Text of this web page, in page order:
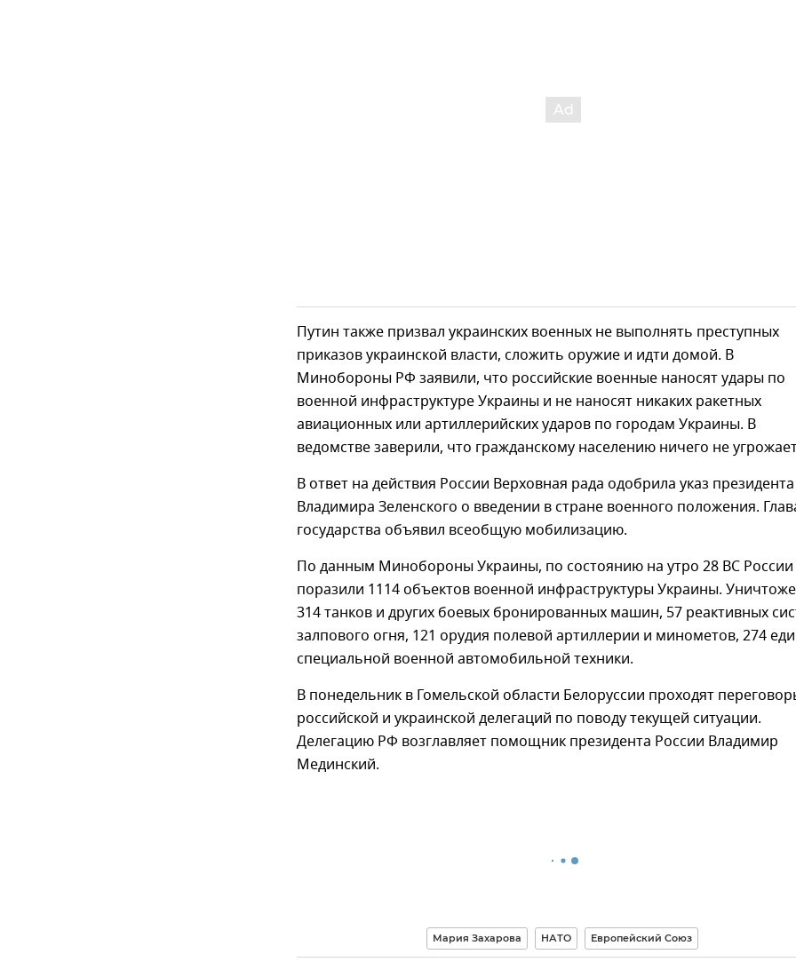
Путин также призвал украинских военных не выполнять преступных
приказов украинской власти, сложить оружие и идти домой. В
Минобороны РФ заявили, что российские военные наносят удары по
военной инфраструктуре Украины и не наносят никаких ракетных
авиационных или артиллерийских ударов по городам Украины. В
ведомстве заверили, что гражданскому населению ничего не
В ответ на действия России Верховная рада одобрила указ президента
Владимира Зеленского о введении в стране военного положения.
государства объявил всеобщую мобилизацию.
По данным Минобороны Украины, по состоянию на утро 28 ВС России
поразили 1114 объектов военной инфраструктуры Украины.
314 танков и других боевых бронированных машин, 57 реактивных
залпового огня, 121 орудия полевой артиллерии и минометов, 274
специальной военной автомобильной техники.
В понедельник в Гомельской области Белоруссии проходят
российской и украинской делегаций по поводу текущей ситуации.
Делегацию РФ возглавляет помощник президента России Владимир
Мединский.
Мария Захарова НАТО Европейский Союз